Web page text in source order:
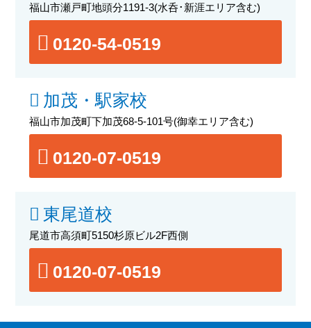
福山市瀬戸町地頭分1191-3(水呑･新涯エリア含む)
0120-54-0519
加茂・駅家校
福山市加茂町下加茂68-5-101号(御幸エリア含む)
0120-07-0519
東尾道校
尾道市高須町5150杉原ビル2F西側
0120-07-0519